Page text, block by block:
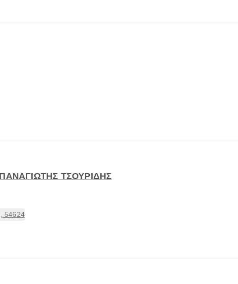
ΤΣΟΥΡΙΔΗΣ
54624